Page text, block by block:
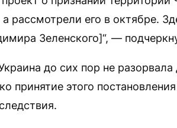
рассмотрели его в октябре.
Зеленского]“, —
до сих пор не
принятие этого